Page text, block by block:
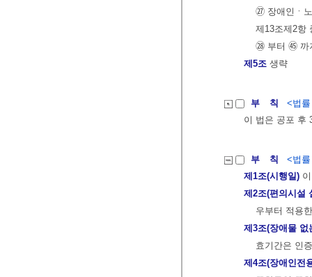
㉗ 장애인ㆍ
제13조제2항
㉘ 부터 ㊺ 까
제5조 생략
부 칙
<법
이 법은 공포 후
부 칙
<법
제1조(시행일)
제2조(편의시설
우부터 적용
제3조(장애물 없
효기간은 인
제4조(장애인전